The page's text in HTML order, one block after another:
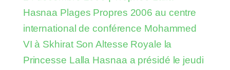
cinq nouvelles plages rejoignent le réseau
Hasnaa Plages Propres 2006 au centre
international de conférence Mohammed
VI à Skhirat Son Altesse Royale la
Princesse Lalla Hasnaa a présidé le jeudi